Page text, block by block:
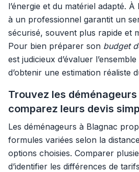
l’énergie et du matériel adapté.
à un professionnel garantit un
sécurisé, souvent plus rapide et
Pour bien préparer son budget
est judicieux d’évaluer
d’obtenir une estimation réaliste
Trouvez les
comparez leurs devis
Les déménageurs à Blagnac
formules variées selon la
options choisies. Comparer
d’identifier les différences de